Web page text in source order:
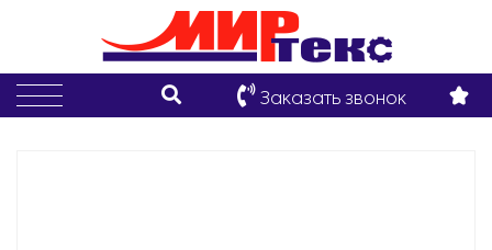
Заказать звонок